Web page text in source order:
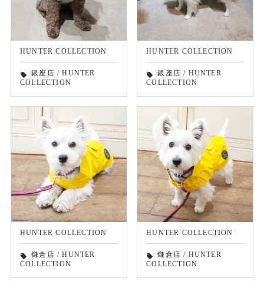
HUNTER COLLECTION
local_offer 銀座店 /HUNTER
COLLECTION
HUNTER COLLECTION
local_offer 銀座店 / HUNTER
COLLECTION
HUNTER COLLECTION
local_offer 鎌倉店 /HUNTER
COLLECTION
HUNTER COLLECTION
local_offer 鎌倉店 / HUNTER
COLLECTION